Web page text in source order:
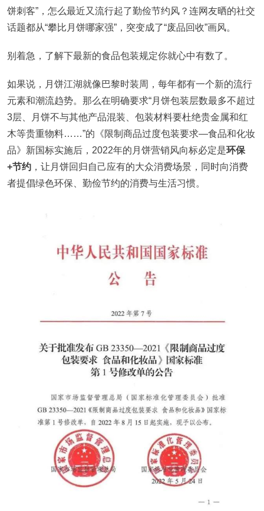
饼刺客”，怎么最近又流行起了勤俭节约风？连网友晒的社交
话题都从“攀比月饼哪家强”，突变成了“废品回收”画风。
别着急，了解下最新的食品包装规定你就心中有数了。
如果说，月饼江湖就像巴黎时装周，每年都有一个新的流行
元素和潮流趋势。那么在明确要求“月饼包装层数最多不超过
3层、月饼不与其他产品混装、包装材料要杜绝贵金属和红
木等贵重物料……”的《限制商品过度包装要求—食品和化妆
品》新国标实施后，2022年的月饼营销风向标必定是环保
+节约 ，让月饼回归自己应有的大众消费场景，同时向消费
者提倡绿色环保、勤俭节约的消费与生活习惯。